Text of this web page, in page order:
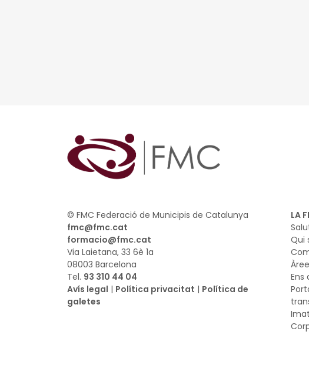
LA
Qui
Ens
© FMC Federació de Municipis de Catalunya
fmc@fmc.cat
formacio@fmc.cat
Via Laietana, 33 6è 1a
08003 Barcelona
Tel. 93 310 44 04
Avís legal | Política privacitat | Política de
galetes